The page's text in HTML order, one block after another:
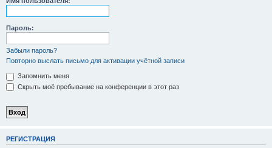
Пароль:
Забыли пароль?
Повторно выслать письмо для активации учётной записи
Запомнить меня
Скрыть моё пребывание на конференции в этот раз
РЕГИСТРАЦИЯ